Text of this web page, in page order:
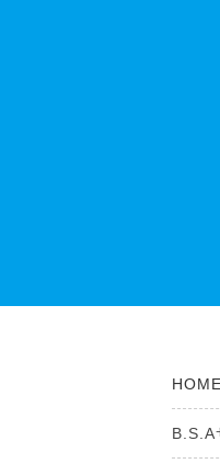
HOME
B.S.A